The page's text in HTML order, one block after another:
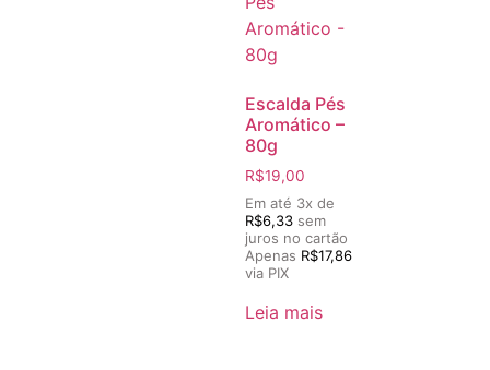
Escalda Pés
Aromático –
80g
R$19,00
Em até 3x de
R$6,33 sem
juros no cartão
Apenas R$17,86
via PIX
Leia mais